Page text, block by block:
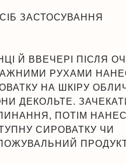
ЗАСТОСУВАННЯ
Й ВВЕЧЕРІ ПІСЛЯ
РУХАМИ
НА ШКІРУ
ДЕКОЛЬТЕ.
ПОТІМ
СИРОВАТКУ ЧИ